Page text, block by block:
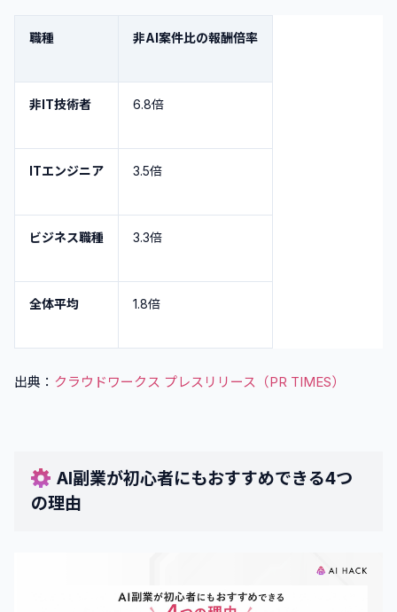
職種 非AI案件比の報酬倍率
非IT技術者 6.8倍
ITエンジニア 3.5倍
ビジネス職種 3.3倍
全体平均 1.8倍
出典： クラウドワークス プレスリリース（PR TIMES）
AI副業が初心者にもおすすめできる4つ
の理由